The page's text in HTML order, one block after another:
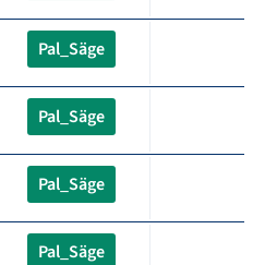
Pal_Säge
Pal_Säge
Pal_Säge
Pal_Säge